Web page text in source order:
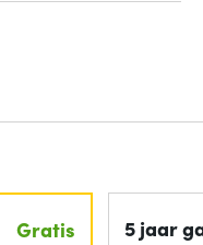
Gratis 5 jaar